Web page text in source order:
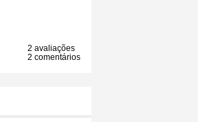
2 avaliações
2 comentários